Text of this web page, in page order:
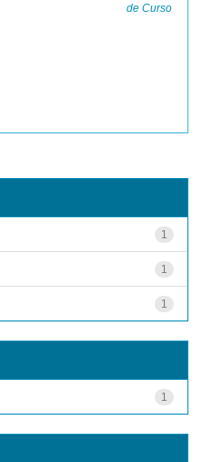
de Curso
1
1
1
1